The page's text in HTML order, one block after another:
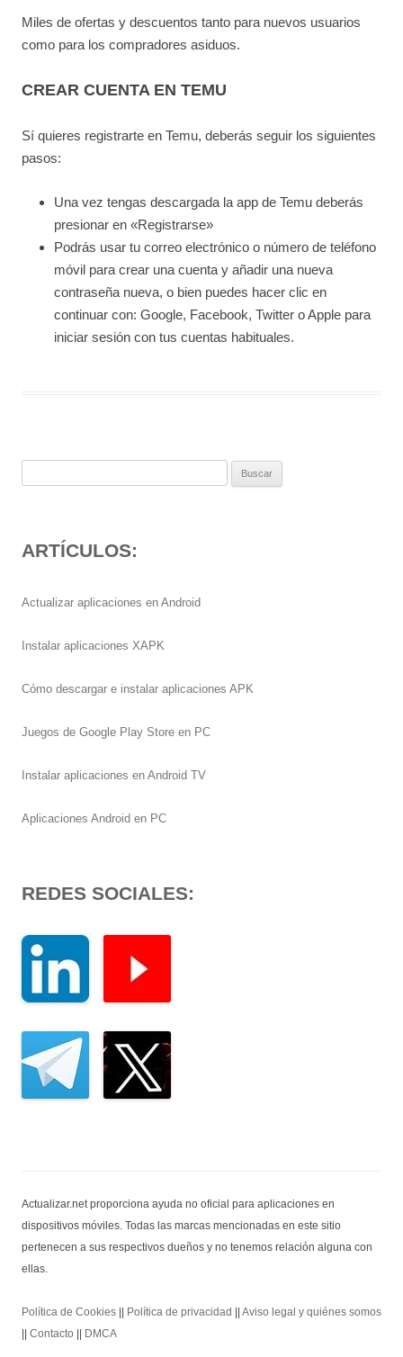
Miles de ofertas y descuentos tanto para nuevos usuarios
como para los compradores asiduos.
CREAR CUENTA EN TEMU
Sí quieres registrarte en Temu, deberás seguir los siguientes
pasos:
Una vez tengas descargada la app de Temu deberás
presionar en «Registrarse»
Podrás usar tu correo electrónico o número de teléfono
móvil para crear una cuenta y añadir una nueva
contraseña nueva, o bien puedes hacer clic en
continuar con: Google, Facebook, Twitter o Apple para
iniciar sesión con tus cuentas habituales.
ARTÍCULOS:
Actualizar aplicaciones en Android
Instalar aplicaciones XAPK
Cómo descargar e instalar aplicaciones APK
Juegos de Google Play Store en PC
Instalar aplicaciones en Android TV
Aplicaciones Android en PC
REDES SOCIALES:
Actualizar.net proporciona ayuda no oficial para aplicaciones en
dispositivos móviles. Todas las marcas mencionadas en este sitio
pertenecen a sus respectivos dueños y no tenemos relación alguna con
ellas.
Política de Cookies Política de privacidad
Aviso legal y quiénes somos
Contacto DMCA